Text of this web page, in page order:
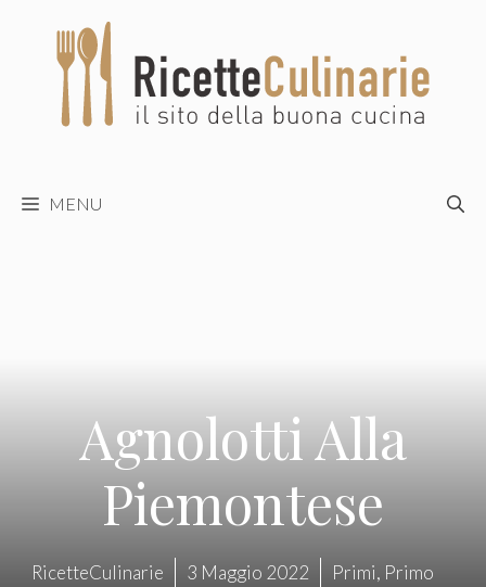
contenuto
MENU
Agnolotti Alla
Piemontese
RicetteCulinarie 3 Maggio 2022 Primi, Primo